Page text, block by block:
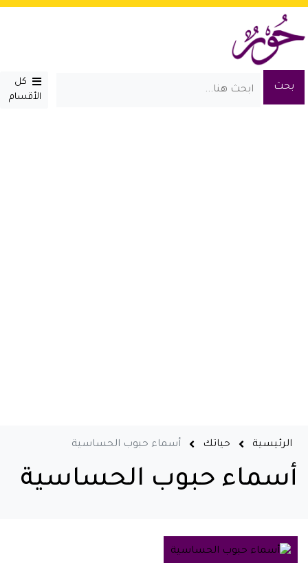
كل
الأقسام
الرئيسية حياتك أسماء حبوب الحساسية
أسماء حبوب الحساسية